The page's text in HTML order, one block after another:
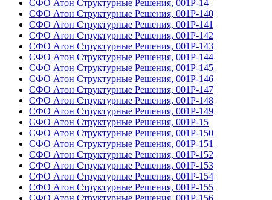
СФО Атон Структурные Решения, 001Р-14
СФО Атон Структурные Решения, 001Р-140
СФО Атон Структурные Решения, 001Р-141
СФО Атон Структурные Решения, 001Р-142
СФО Атон Структурные Решения, 001Р-143
СФО Атон Структурные Решения, 001Р-144
СФО Атон Структурные Решения, 001Р-145
СФО Атон Структурные Решения, 001Р-146
СФО Атон Структурные Решения, 001Р-147
СФО Атон Структурные Решения, 001Р-148
СФО Атон Структурные Решения, 001Р-149
СФО Атон Структурные Решения, 001Р-15
СФО Атон Структурные Решения, 001Р-150
СФО Атон Структурные Решения, 001Р-151
СФО Атон Структурные Решения, 001Р-152
СФО Атон Структурные Решения, 001Р-153
СФО Атон Структурные Решения, 001Р-154
СФО Атон Структурные Решения, 001Р-155
СФО Атон Структурные Решения, 001Р-156